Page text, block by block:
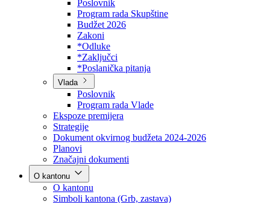
Skupština
Poslovnik
Program rada Skupštine
Budžet 2026
Zakoni
*Odluke
*Zaključci
*Poslanička pitanja
Vlada
Poslovnik
Program rada Vlade
Ekspoze premijera
Strategije
Dokument okvirnog budžeta 2024-2026
Planovi
Značajni dokumenti